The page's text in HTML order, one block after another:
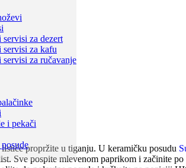
servisi za dezert
servisi za kafu
servisi za ručavanje
i pekači
propržite u tiganju. U keramičku posudu
Sve pospite mlevenom paprikom i začinite